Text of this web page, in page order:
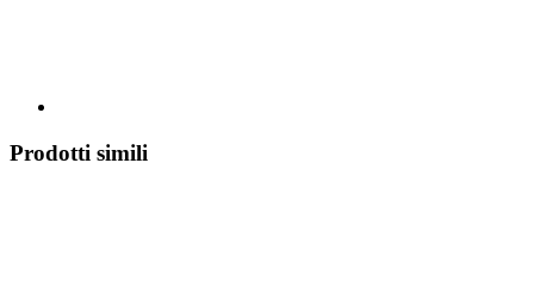
Prodotti simili